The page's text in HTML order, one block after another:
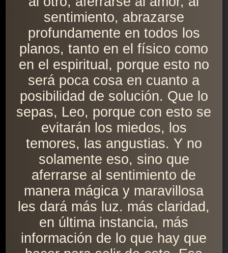
sentimiento, abrazarse
profundamente en todos los
planos, tanto en el físico como
en el espiritual, porque esto no
será poca cosa en cuanto a
posibilidad de solución. Que lo
sepas, Leo, porque con esto se
evitarán los miedos, los
temores, las angustias. Y no
solamente eso, sino que
aferrarse al sentimiento de
manera mágica y maravillosa
les dará más luz. más claridad,
en última instancia, más
información de lo que hay que